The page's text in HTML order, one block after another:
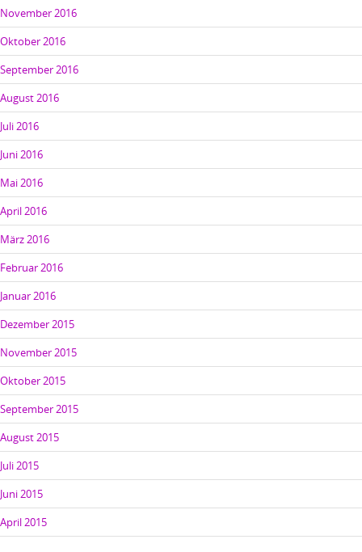
November 2016
Oktober 2016
September 2016
August 2016
Juli 2016
Juni 2016
Mai 2016
April 2016
März 2016
Februar 2016
Januar 2016
Dezember 2015
November 2015
Oktober 2015
September 2015
August 2015
Juli 2015
Juni 2015
April 2015